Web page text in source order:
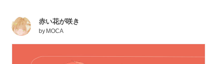
赤い花が咲き
by MOCA